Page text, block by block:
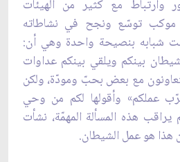
مع كثير من الهيئات
موكب توسّع ونجح في نشاطاته
شبابه بنصيحة واحدة وهي أن:
بينكم ويلقي بينكم عداوات
مع بعض بحبّ ومودّة، ولكن
عملكم» وأقولها لكم من وحي
هذه المسألة المهمّة، نشأت
هذا هو عمل الشيطان.